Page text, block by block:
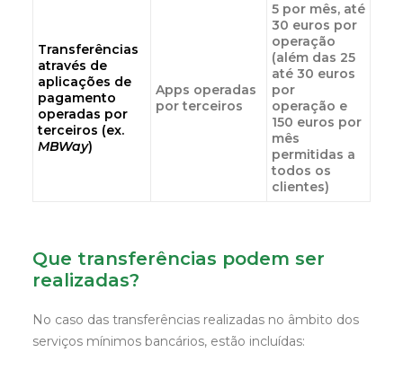
Transferências
através de
aplicações de
pagamento
operadas por
terceiros (ex.
MBWay)
Apps operadas
por terceiros
5 por mês, até
30 euros por
operação
(além das 25
até 30 euros
por
operação e
150 euros por
mês
permitidas a
todos os
clientes)
Que transferências podem ser
realizadas?
No caso das transferências realizadas no âmbito dos
serviços mínimos bancários, estão incluídas: